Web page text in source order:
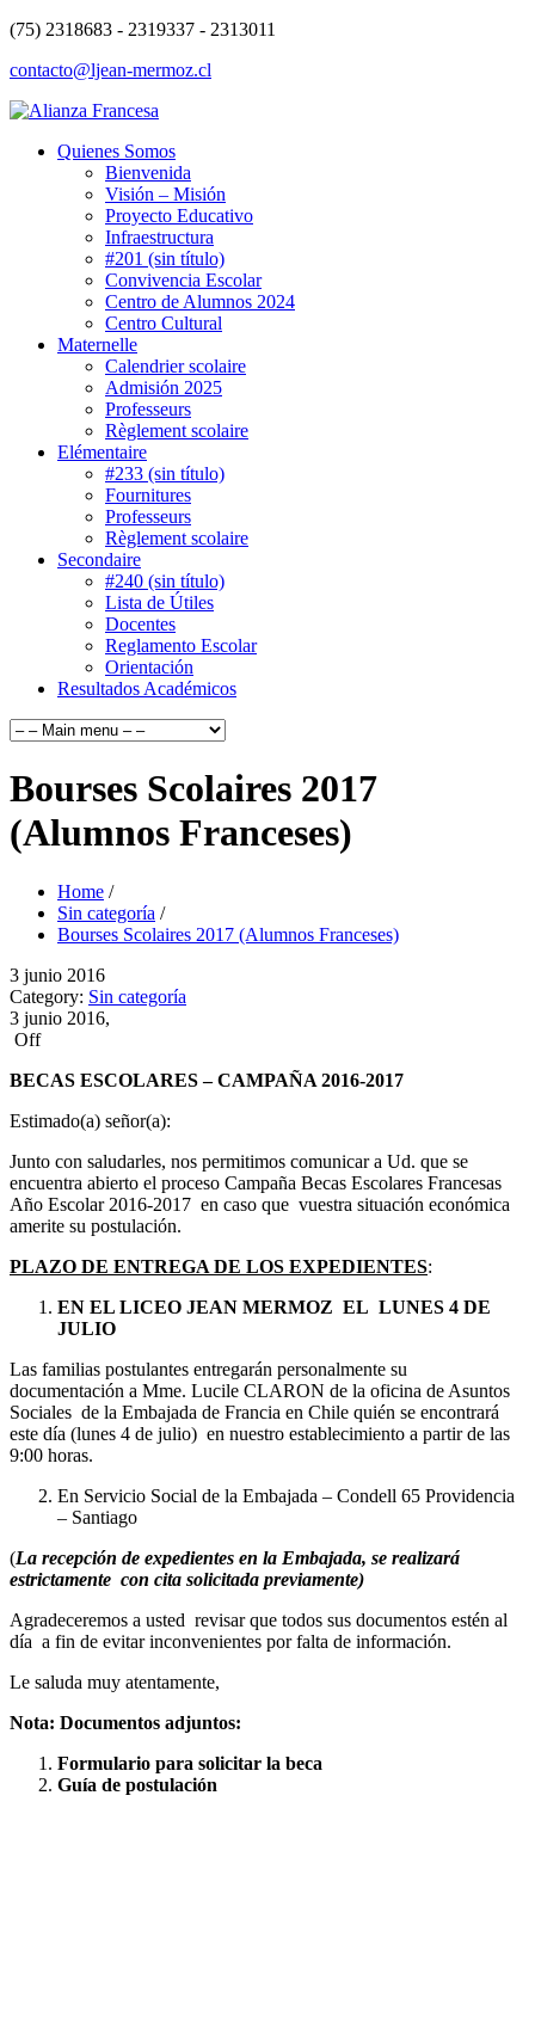
(75) 2318683 - 2319337 - 2313011
contacto@ljean-mermoz.cl
Quienes Somos
Bienvenida
Visión – Misión
Proyecto Educativo
Infraestructura
#201 (sin título)
Convivencia Escolar
Centro de Alumnos 2024
Centro Cultural
Maternelle
Calendrier scolaire
Admisión 2025
Professeurs
Règlement scolaire
Elémentaire
#233 (sin título)
Fournitures
Professeurs
Règlement scolaire
Secondaire
#240 (sin título)
Lista de Útiles
Docentes
Reglamento Escolar
Orientación
Resultados Académicos
Bourses Scolaires 2017
(Alumnos Franceses)
Home /
Sin categoría /
Bourses Scolaires 2017 (Alumnos Franceses)
3 junio 2016
Category: Sin categoría
3 junio 2016,
Off
BECAS ESCOLARES – CAMPAÑA 2016-2017
Estimado(a) señor(a):
Junto con saludarles, nos permitimos comunicar a Ud. que se
encuentra abierto el proceso Campaña Becas Escolares Francesas
Año Escolar 2016-2017 en caso que vuestra situación económica
amerite su postulación.
PLAZO DE ENTREGA DE LOS EXPEDIENTES:
EN EL LICEO JEAN MERMOZ EL LUNES 4 DE
JULIO
Las familias postulantes entregarán personalmente su
documentación a Mme. Lucile CLARON de la oficina de Asuntos
Sociales de la Embajada de Francia en Chile quién se encontrará
este día (lunes 4 de julio) en nuestro establecimiento a partir de las
9:00 horas.
En Servicio Social de la Embajada – Condell 65 Providencia
– Santiago
(La recepción de expedientes en la Embajada, se realizará
estrictamente con cita solicitada previamente)
Agradeceremos a usted revisar que todos sus documentos estén al
día a fin de evitar inconvenientes por falta de información.
Le saluda muy atentamente,
Nota: Documentos adjuntos:
Formulario para solicitar la beca
Guía de postulación